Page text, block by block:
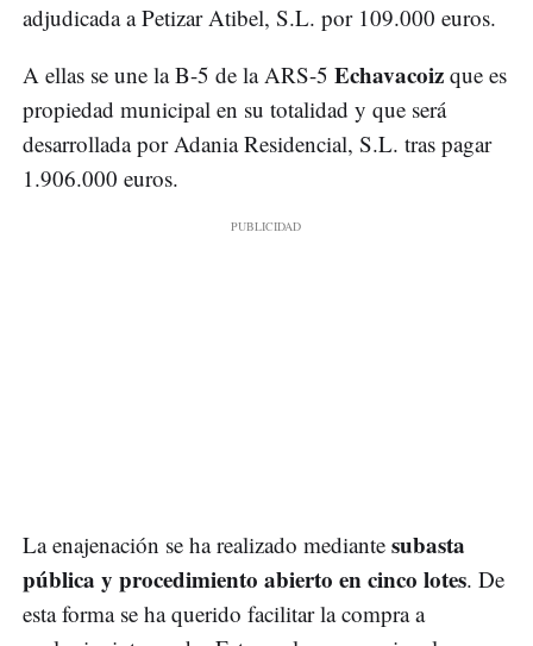
adjudicada a Petizar Atibel, S.L. por 109.000 euros.
A ellas se une la B-5 de la ARS-5 Echavacoiz que es
propiedad municipal en su totalidad y que será
desarrollada por Adania Residencial, S.L. tras pagar
1.906.000 euros.
La enajenación se ha realizado mediante subasta
pública y procedimiento abierto en cinco lotes. De
esta forma se ha querido facilitar la compra a